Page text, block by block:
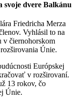
svoje dvere Balkánu
Friedricha Merza
Vyhlásil to na
v čiernohorskom
Únie.
Európskej
v rozširovaní.
13 rokov, čo
Únie.